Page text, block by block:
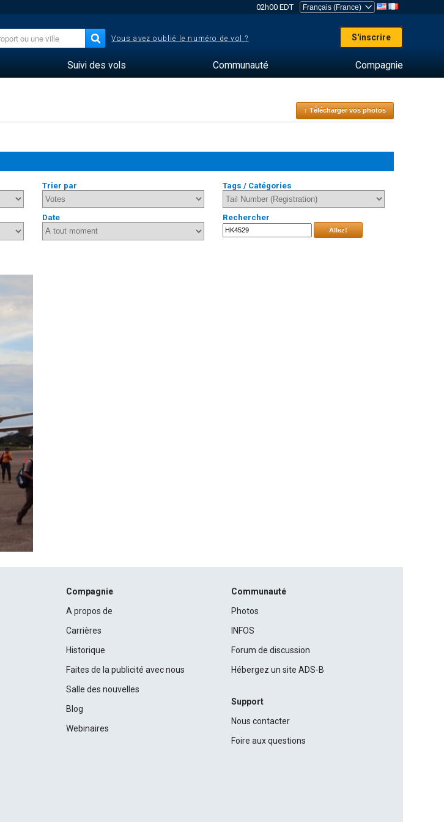
02h00 EDT
Vous avez oublié le numéro de vol ? S'inscrire
Suivi des vols Communauté Compagnie
↑ Télécharger vos photos
Trier par Tags / Catégories
Date Rechercher
Allez!
Compagnie
A propos de
Carrières
Historique
Faites de la publicité avec nous
Salle des nouvelles
Blog
Webinaires
Communauté
Photos
INFOS
Forum de discussion
Hébergez un site ADS-B
Support
Nous contacter
Foire aux questions